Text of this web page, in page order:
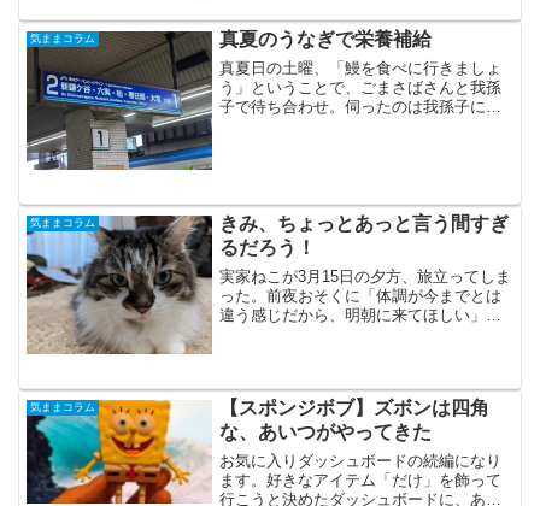
気ままコラム 真夏のうなぎで栄養補給
真夏日の土曜、「鰻を食べに行きましょ
う」ということで、ごまさばさんと我孫
子で待ち合わせ。伺ったのは我孫子にあ
気ままコラム
きみ、ちょっとあっと言う間すぎ
るだろう！
実家ねこが3月15日の夕方、旅立ってしま
った。前夜おそくに「体調が今までとは
違う感じだから、明朝に来てほしい」と
し。朝早くに動物病...
気ままコラム
【スポンジボブ】ズボンは四角
な、あいつがやってきた
お気に入りダッシュボードの続編になり
ます。好きなアイテム「だけ」を飾って
行こうと決めたダッシュボードに、あら